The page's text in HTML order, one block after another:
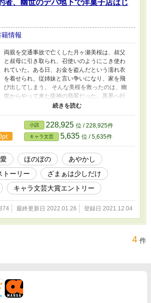
者、幽世のデパ地下で洋菓子店はじ
籍情報
両親を交通事故で亡くした月ヶ瀬美桜は、叔父
と叔母に引き取られ、召使いのようにこき使わ
れていた。ある日、お金を盗んだという濡れ衣
を着せられ、従姉妹と言い争いになり、家を飛
び出してしまう。 そんな美桜を救ったのは、幽
世からやって来た龍神の翡翠だった。異界へ行
ける人間は、人ではない者に嫁ぐ者だけだとい
子作りの腕を見込まれた美桜は、翡翠の元で生
活をする代わりに、翡翠が営む万屋で、洋菓子
店を開くことになるのだが……。
小説 228,925 位 / 228,925件
キャラ文芸 5,635 位 / 5,635件
ほのぼの
あやかし
トーリー
ざまぁは少しだけ
キャラ文芸大賞エントリー
最終更新日 2022.01.26 登録日 2021.12.04
4 件